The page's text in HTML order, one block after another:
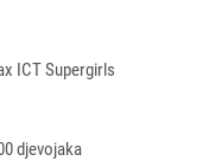
ICT Supergirls
djevojaka